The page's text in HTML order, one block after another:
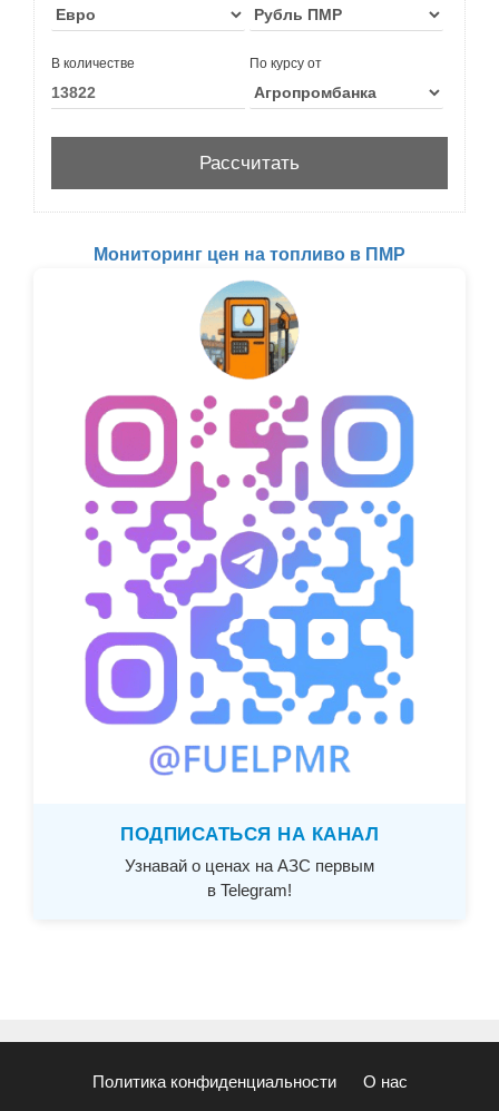
В количестве По курсу от
Мониторинг цен на топливо в ПМР
ПОДПИСАТЬСЯ НА КАНАЛ
Узнавай о ценах на АЗС первым
в Telegram!
Политика конфиденциальности О нас